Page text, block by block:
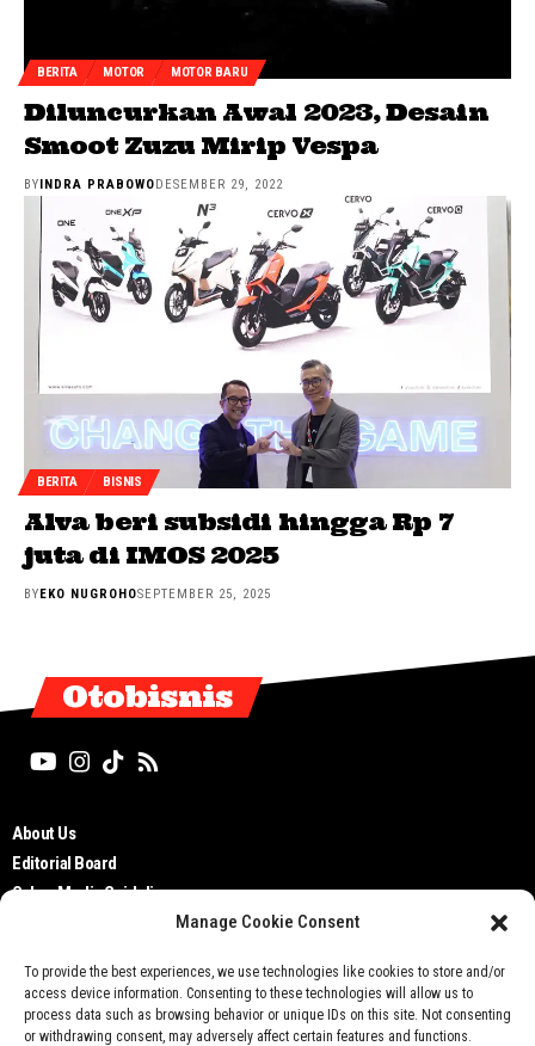
Manage Cookie Consent
To provide the best experiences, we use technologies like cookies to store and/or
access device information. Consenting to these technologies will allow us to
process data such as browsing behavior or unique IDs on this site. Not consenting
or withdrawing consent, may adversely affect certain features and functions.
BERITA MOTOR MOTOR BARU
Diluncurkan Awal 2023, Desain
Smoot Zuzu Mirip Vespa
BYINDRA PRABOWODESEMBER 29, 2022
BERITA BISNIS
Alva beri subsidi hingga Rp 7
juta di IMOS 2025
BYEKO NUGROHOSEPTEMBER 25, 2025
Otobisnis
About Us
Editorial Board
Cyber Media Guidelines
Privacy Policy
Contact Us